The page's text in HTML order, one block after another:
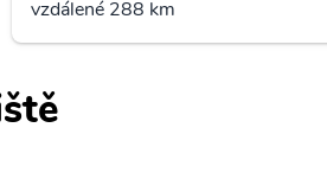
vzdálené 288 km